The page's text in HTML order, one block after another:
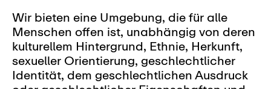
Wir bieten eine Umgebung, die für alle
Menschen offen ist, unabhängig von deren
kulturellem Hintergrund, Ethnie, Herkunft,
sexueller Orientierung, geschlechtlicher
Identität, dem geschlechtlichen Ausdruck